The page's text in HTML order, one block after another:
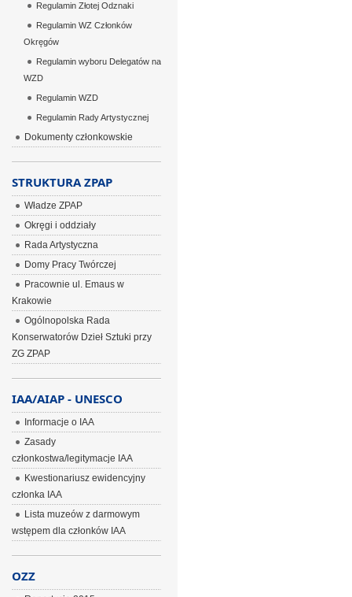
Regulamin Złotej Odznaki
Regulamin WZ Członków
Okręgów
Regulamin wyboru Delegatów na
WZD
Regulamin WZD
Regulamin Rady Artystycznej
Dokumenty członkowskie
STRUKTURA ZPAP
Władze ZPAP
Okręgi i oddziały
Rada Artystyczna
Domy Pracy Twórczej
Pracownie ul. Emaus w
Krakowie
Ogólnopolska Rada
Konserwatorów Dzieł Sztuki przy
ZG ZPAP
IAA/AIAP - UNESCO
Informacje o IAA
Zasady
członkostwa/legitymacje IAA
Kwestionariusz ewidencyjny
członka IAA
Lista muzeów z darmowym
wstępem dla członków IAA
OZZ